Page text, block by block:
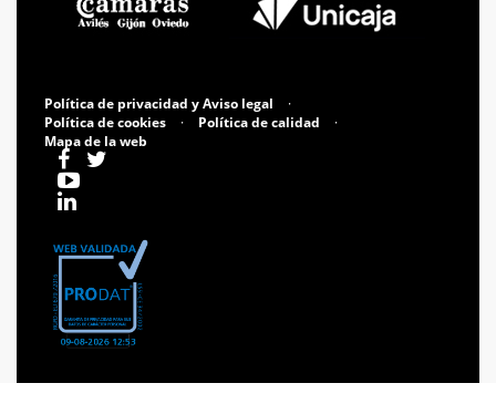
Política de privacidad y Aviso legal
·
Política de cookies
· Política de calidad
·
Mapa de la web